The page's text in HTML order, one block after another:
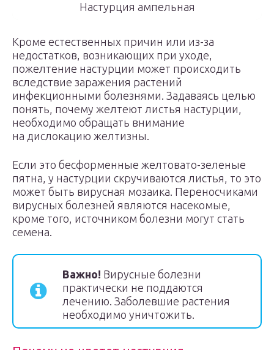
Настурция ампельная
Кроме естественных причин или из-за
недостатков, возникающих при уходе,
пожелтение настурции может происходить
вследствие заражения растений
инфекционными болезнями. Задаваясь целью
понять, почему желтеют листья настурции,
необходимо обращать внимание
на дислокацию желтизны.
Если это бесформенные желтовато-зеленые
пятна, у настурции скручиваются листья, то это
может быть вирусная мозаика. Переносчиками
вирусных болезней являются насекомые,
кроме того, источником болезни могут стать
семена.
Важно! Вирусные болезни
практически не поддаются
лечению. Заболевшие растения
необходимо уничтожить.